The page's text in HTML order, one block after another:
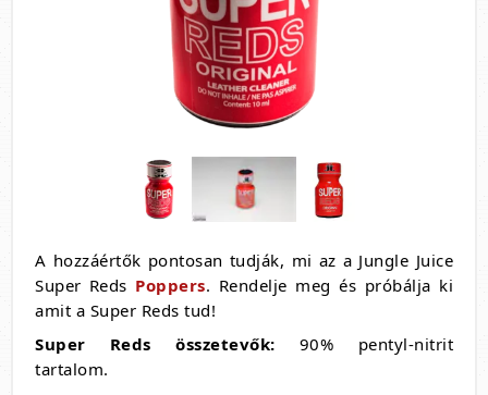
A hozzáértők pontosan tudják, mi az a Jungle Juice
Super Reds Poppers. Rendelje meg és próbálja ki
amit a Super Reds tud!
Super Reds összetevők: 90% pentyl-nitrit
tartalom.